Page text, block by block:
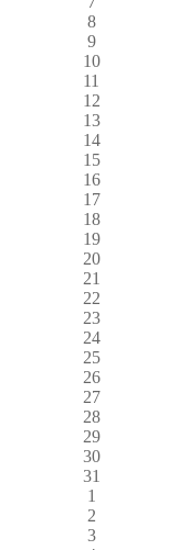
8
9
10
11
12
13
14
15
16
17
18
19
20
21
22
23
24
25
26
27
28
29
30
31
1
2
3